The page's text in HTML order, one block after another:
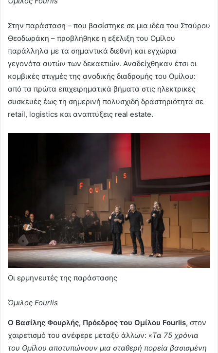
Στην παράσταση – που βασίστηκε σε μια ιδέα του Σταύρου
Θεοδωράκη – προβλήθηκε η εξέλιξη του Ομίλου
παράλληλα με τα σημαντικά διεθνή και εγχώρια
γεγονότα αυτών των δεκαετιών. Αναδείχθηκαν έτσι οι
κομβικές στιγμές της ανοδικής διαδρομής του Ομίλου:
από τα πρώτα επιχειρηματικά βήματα στις ηλεκτρικές
συσκευές έως τη σημερινή πολυσχιδή δραστηριότητα σε
retail, logistics και αναπτύξεις real estate.
Οι ερμηνευτές της παράστασης
Όμιλος Fourlis
Ο Βασίλης Φουρλής, Πρόεδρος του Ομίλου Fourlis, στον
χαιρετισμό του ανέφερε μεταξύ άλλων: «Τα 75 χρόνια
του Ομίλου αποτυπώνουν μια σταθερή πορεία βασισμένη